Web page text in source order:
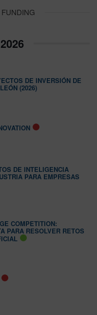
DE INVERSIÓN DE
(2026)
DE INTELIGENCIA
PARA EMPRESAS
COMPETITION:
PARA RESOLVER RETOS